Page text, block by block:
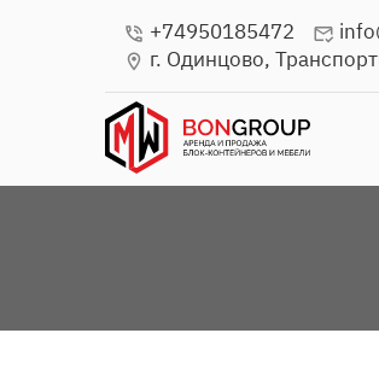
phone_in_talk +74950185472 mark_email_read
location_on г. Одинцово,